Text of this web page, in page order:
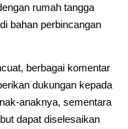
rumah tangga
bahan perbincangan
berbagai komentar
dukungan kepada
anaknya, sementara
dapat diselesaikan